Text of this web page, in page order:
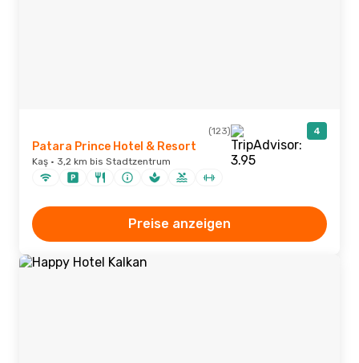
(123) 4
Patara Prince Hotel & Resort
Kaş · 3,2 km bis Stadtzentrum
Preise anzeigen